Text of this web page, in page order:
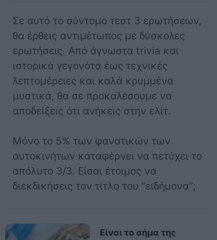
Σε αυτό το σύντομο τεστ 3 ερωτήσεων,
θα έρθεις αντιμέτωπος με δύσκολες
ερωτήσεις. Από άγνωστα trivia και
ιστορικά γεγονότα έως τεχνικές
λεπτομέρειες και καλά κρυμμένα
μυστικά, θα σε προκαλέσουμε να
αποδείξεις ότι ανήκεις στην ελίτ.
Μόνο το 5% των φανατικών των
αυτοκινήτων καταφέρνει να πετύχει το
απόλυτο 3/3. Είσαι έτοιμος να
διεκδικήσεις τον τίτλο του “ειδήμονα”;
Είναι το σήμα της